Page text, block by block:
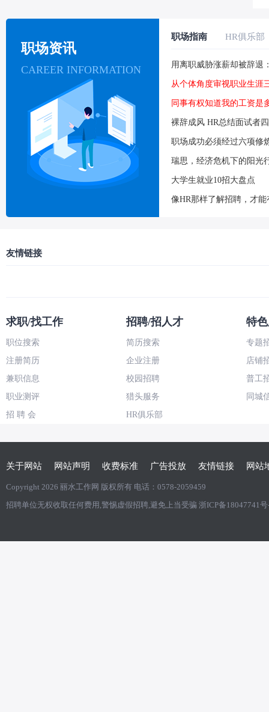
职场资讯
CAREER INFORMATION
职场指南 HR俱乐部
用离职威胁涨薪却被辞退
从个体角度审视职业生涯
同事有权知道我的工资是
裸辞成风 HR总结面试者
职场成功必须经过六项修
瑞思，经济危机下的阳光
大学生就业10招大盘点
像HR那样了解招聘，才
友情链接
求职/找工作
职位搜索
注册简历
兼职信息
职业测评
招 聘 会
招聘/招人才
简历搜索
企业注册
校园招聘
猎头服务
HR俱乐部
特
专题
店铺
普工
同城
关于网站 网站声明 收费标准 广告投放 友情链接 网站
Copyright 2026 丽水工作网 版权所有 电话：0578-2059459
招聘单位无权收取任何费用,警惕虚假招聘,避免上当受骗 浙ICP备18047741